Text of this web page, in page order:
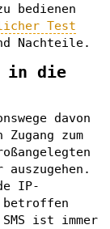
bedienen
Test
Nachteile.
in die
davon
zum
IP-
betroffen
ist immer